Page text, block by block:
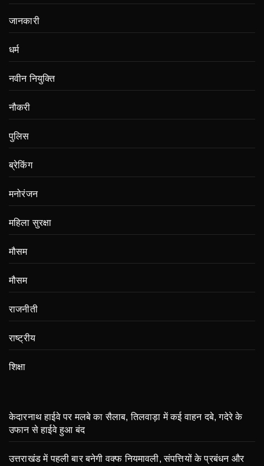
जानकारी
धर्म
नवीन नियुक्ति
नौकरी
पुलिस
ब्रेकिंग
मनोरंजन
महिला सुरक्षा
मौसम
मौसम
राजनीती
राष्ट्रीय
शिक्षा
केदारनाथ हाईवे पर मलबे का सैलाब, तिलवाड़ा में कई वाहन दबे, गदेरे के
उफान से हाईवे हुआ बंद
उत्तराखंड में पहली बार बनेगी वक्फ नियमावली, संपत्तियों के प्रबंधन और